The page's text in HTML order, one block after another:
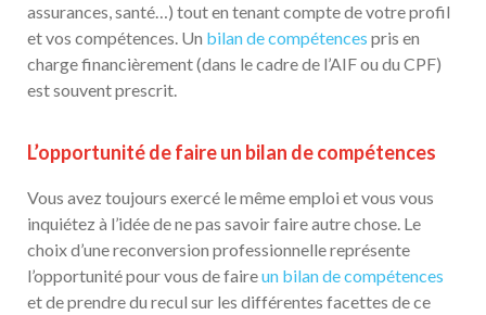
assurances, santé…) tout en tenant compte de votre profil
et vos compétences. Un bilan de compétences pris en
charge financièrement (dans le cadre de l’AIF ou du CPF)
est souvent prescrit.
L’opportunité de faire un bilan de compétences
Vous avez toujours exercé le même emploi et vous vous
inquiétez à l’idée de ne pas savoir faire autre chose. Le
choix d’une reconversion professionnelle représente
l’opportunité pour vous de faireun bilan de compétences
et de prendre du recul sur les différentes facettes de ce